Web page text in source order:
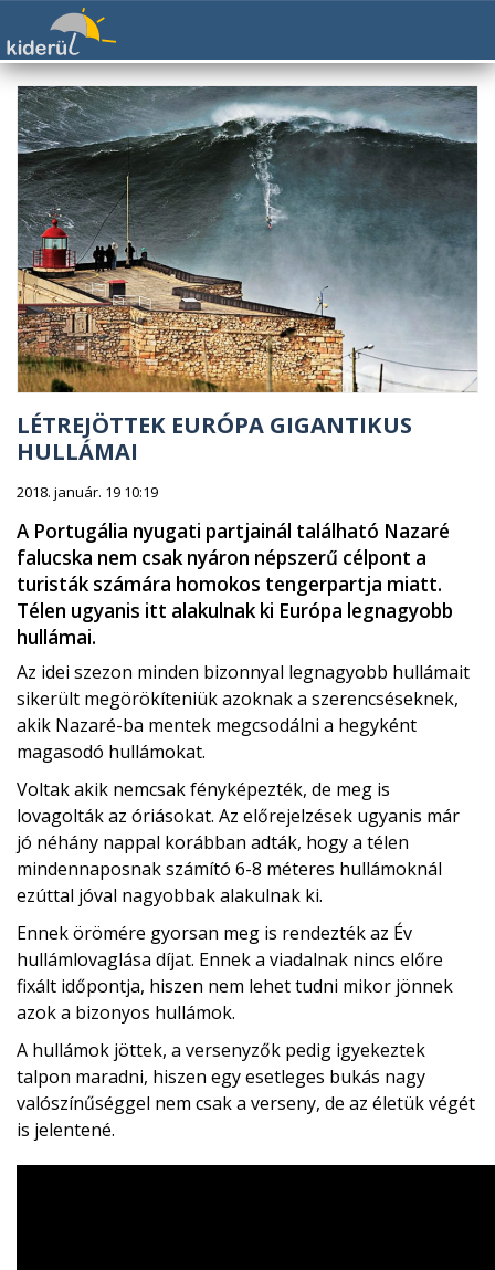
LÉTREJÖTTEK EURÓPA GIGANTIKUS
HULLÁMAI
2018. január. 19 10:19
A Portugália nyugati partjainál található Nazaré
falucska nem csak nyáron népszerű célpont a
turisták számára homokos tengerpartja miatt.
Télen ugyanis itt alakulnak ki Európa legnagyobb
hullámai.
Az idei szezon minden bizonnyal legnagyobb hullámait
sikerült megörökíteniük azoknak a szerencséseknek,
akik Nazaré-ba mentek megcsodálni a hegyként
magasodó hullámokat.
Voltak akik nemcsak fényképezték, de meg is
lovagolták az óriásokat. Az előrejelzések ugyanis már
jó néhány nappal korábban adták, hogy a télen
mindennaposnak számító 6-8 méteres hullámoknál
ezúttal jóval nagyobbak alakulnak ki.
Ennek örömére gyorsan meg is rendezték az Év
hullámlovaglása díjat. Ennek a viadalnak nincs előre
fixált időpontja, hiszen nem lehet tudni mikor jönnek
azok a bizonyos hullámok.
A hullámok jöttek, a versenyzők pedig igyekeztek
talpon maradni, hiszen egy esetleges bukás nagy
valószínűséggel nem csak a verseny, de az életük végét
is jelentené.